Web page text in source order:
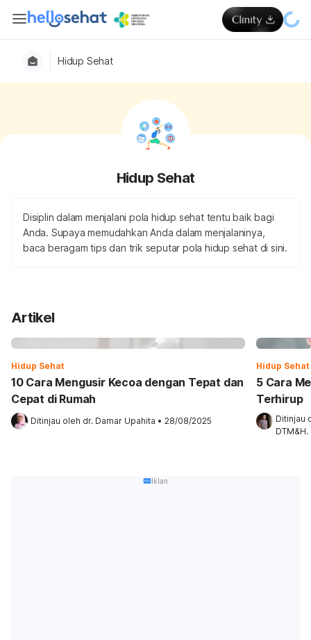
Hidup Sehat
Hidup Sehat
Disiplin dalam menjalani pola hidup sehat tentu baik bagi
Anda. Supaya memudahkan Anda dalam menjalaninya,
baca beragam tips dan trik seputar pola hidup sehat di sini.
Artikel
Hidup Sehat
10 Cara Mengusir Kecoa dengan Tepat dan
Cepat di Rumah
Ditinjau oleh dr. Damar Upahita • 28/08/2025
Hidup Sehat
5 Cara
Terhirup
Ditinjau
DTM&H.
Iklan